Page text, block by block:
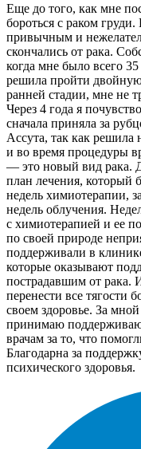
Еще до того, как мне
бороться с раком
привычным и
скончались от рака.
когда мне было всего
решила пройти
ранней стадии, мне не
Через 4 года я
сначала приняла за
Ассута, так как
и во время процедуры
— это новый вид рака.
план лечения, который
недель химиотерапии,
недель облучения.
с химиотерапией и ее
по своей природе
поддерживали в
которые оказывают
пострадавшим от рака.
перенести все тягости
своем здоровье. За
принимаю
врачам за то, что
Благодарна за
психического здоровья.